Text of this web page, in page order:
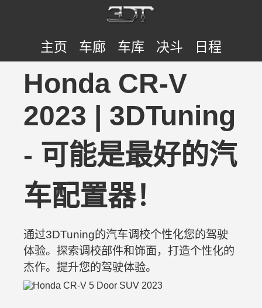
主页 车廊 车库 决斗 日程
Honda CR-V
2023 | 3DTuning
- 可能是最好的汽
车配置器！
通过3DTuning的汽车调校个性化您的驾驶
体验。探索调校部件和饰面，打造个性化的
杰作。提升您的驾驶体验。